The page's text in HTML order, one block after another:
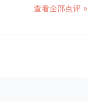
查看全部点评 »